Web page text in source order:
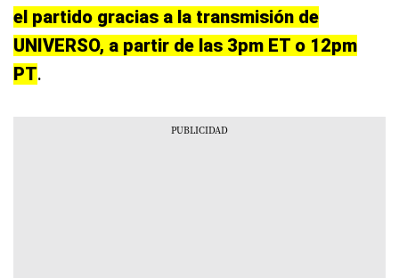
el partido gracias a la transmisión de
UNIVERSO, a partir de las 3pm ET o 12pm
PT.